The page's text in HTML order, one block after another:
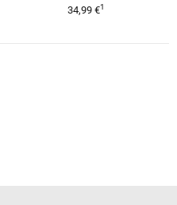
34,99 €1